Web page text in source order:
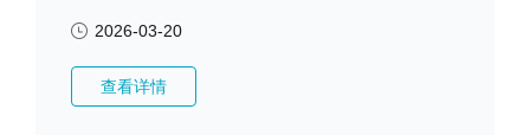
2026-03-20
查看详情